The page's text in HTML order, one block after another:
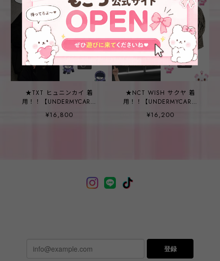
★TXT ヒュニンカイ 着
用！！【UNDERMYCAR】
Undermycar Mu.11 Anti
Fxxking Logo Play
¥16,800
★NCT WISH サクヤ 着
用！！【UNDERMYCAR】
Undermycar Mu.33 Anti
Fxxking Logo Play Basic
¥16,200
登録